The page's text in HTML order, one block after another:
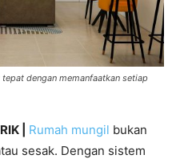
dengan memanfaatkan setiap
| Rumah mungil bukan
sesak. Dengan sistem